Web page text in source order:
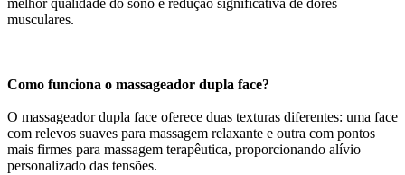
melhor qualidade do sono e redução significativa de dores
musculares.
Como funciona o massageador dupla face?
O massageador dupla face oferece duas texturas diferentes: uma face
com relevos suaves para massagem relaxante e outra com pontos
mais firmes para massagem terapêutica, proporcionando alívio
personalizado das tensões.